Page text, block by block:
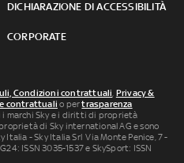
DICHIARAZIONE DI ACCESSIBILITÀ
CORPORATE
Condizioni contrattuali, Privacy &
contrattuali o pertrasparenza
i marchi Sky e i diritti di proprietà
di Sky international AG e sono
- Sky Italia Srl Via Monte Penice, 7 -
ISSN 3035-1537 e SkySport: ISSN